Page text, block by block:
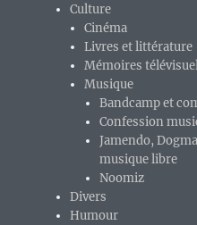
Culture
Cinéma
Livres et littérature
Mémoires
Musique
Bandcamp et
Confession
Jamendo,
musique libre
Noomiz
Divers
Humour